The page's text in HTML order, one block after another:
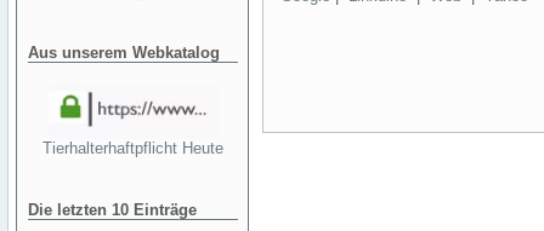
Aus unserem Webkatalog
Tierhalterhaftpflicht Heute
Die letzten 10 Einträge